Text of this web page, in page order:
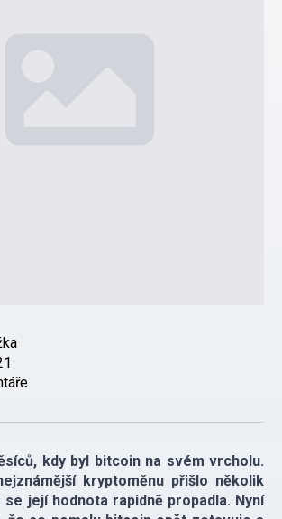
kdy byl bitcoin na svém vrcholu.
kryptoměnu přišlo několik
její hodnota rapidně propadla. Nyní